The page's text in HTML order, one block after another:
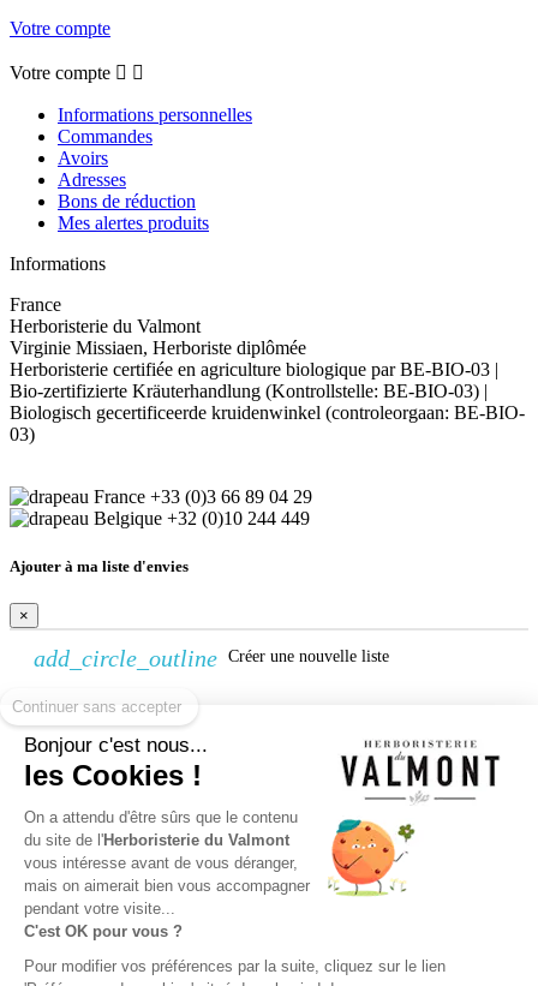
Bonjour c'est nous...
les Cookies !
On a attendu d'être sûrs que le contenu
du site de l'Herboristerie du Valmont
vous intéresse avant de vous déranger,
mais on aimerait bien vous accompagner
pendant votre visite...
C'est OK pour vous ?
Pour modifier vos préférences par la suite, cliquez sur le lien
Votre compte
Votre compte  
Informations personnelles
Commandes
Avoirs
Adresses
Bons de réduction
Mes alertes produits
Informations
France
Herboristerie du Valmont
Virginie Missiaen, Herboriste diplômée
Herboristerie certifiée en agriculture biologique par BE-BIO-03 |
Bio-zertifizierte Kräuterhandlung (Kontrollstelle: BE-BIO-03) |
Biologisch gecertificeerde kruidenwinkel (controleorgaan: BE-BIO-
03)
+33 (0)3 66 89 04 29
+32 (0)10 244 449
Ajouter à ma liste d'envies
×
add_circle_outline Créer une nouvelle liste
Créer une liste d'envies
×
Nom de la liste d'envies
Annuler Créer une liste d'envies
Connexion
×
Vous devez être connecté pour ajouter des produits à votre liste
d'envies.